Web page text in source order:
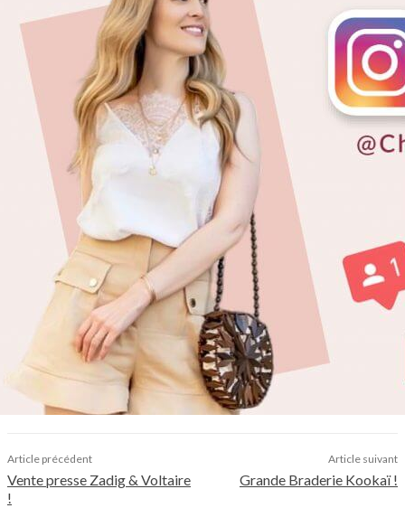
Article précédent
Vente presse Zadig & Voltaire
!
Article suivant
Grande Braderie Kookaï !